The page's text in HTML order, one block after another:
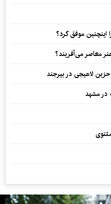
موفق کرد؟
معاصر می‌آفریند؟
لاهیجی در بیرجند
در مشهد